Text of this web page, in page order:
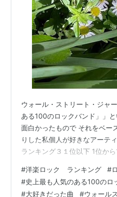
ウォール・ストリート・ジャ
ある100のロックバンド」」
面白かったもので それをベー
りした私個人が好きなアーテ
ランキング３１位以下 1位か
www.aiaoko.com 今回の31位
33位 デフ・レパード
#洋楽ロック ランキング #
#史上最も人気のある100のロ
#大好きだった曲 #ウォール